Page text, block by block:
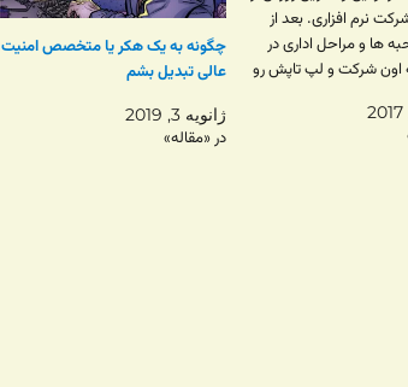
نرم افزاری. بعد از
ها و مراحل اداری در
اون شرکت و لپ تاپش رو
مجوز برای…
چگونه به یک هکر یا متخصص امنیت
عالی تبدیل بشم
ژانویه 3, 2019
در «مقاله»